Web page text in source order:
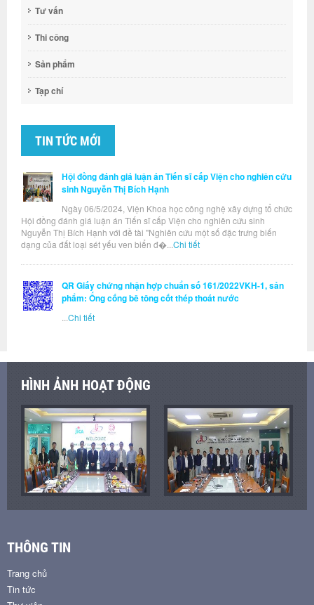
Tư vấn
Thi công
Sản phẩm
Tạp chí
TIN TỨC MỚI
Hội đồng đánh giá luận án Tiến sĩ cấp Viện cho nghiên cứu
sinh Nguyễn Thị Bích Hạnh
Ngày 06/5/2024, Viện Khoa học công nghệ xây dựng tổ chức
Hội đồng đánh giá luận án Tiến sĩ cấp Viện cho nghiên cứu sinh
Nguyễn Thị Bích Hạnh với đề tài "Nghiên cứu một số đặc trưng biến
dạng của đất loại sét yếu ven biển đ�... Chi tiết
QR Giấy chứng nhận hợp chuẩn số 161/2022VKH-1, sản
phẩm: Ống cống bê tông cốt thép thoát nước
Chi tiết
HÌNH ẢNH HOẠT ĐỘNG
THÔNG TIN
Trang chủ
Tin tức